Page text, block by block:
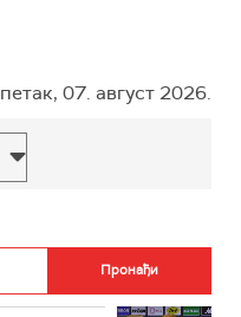
петак, 07. август 2026.